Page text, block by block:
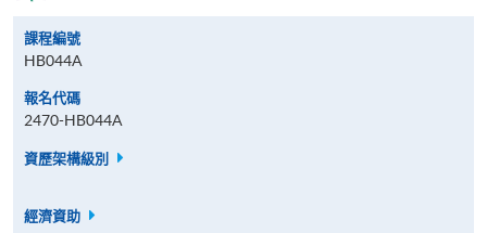
課程編號
HB044A
報名代碼
2470-HB044A
資歷架構級別
經濟資助